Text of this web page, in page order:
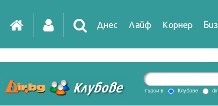
Днес Лайф Корнер
DirTV Impressio
търси в Клубове